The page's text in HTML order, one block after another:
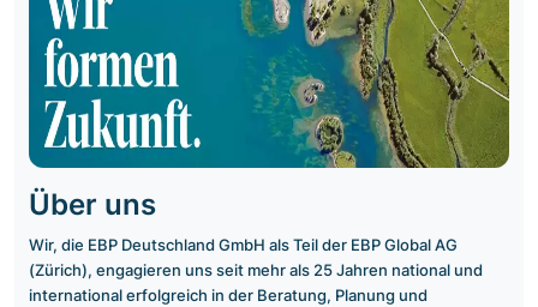
Über uns
Wir, die EBP Deutschland GmbH als Teil der EBP Global AG
(Zürich), engagieren uns seit mehr als 25 Jahren national und
international erfolgreich in der Beratung, Planung und